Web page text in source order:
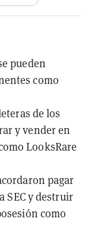
pueden
como
de los
y vender en
LooksRare
pagar
SEC y destruir
como